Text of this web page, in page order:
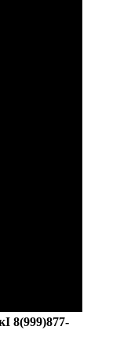
8(999)877-